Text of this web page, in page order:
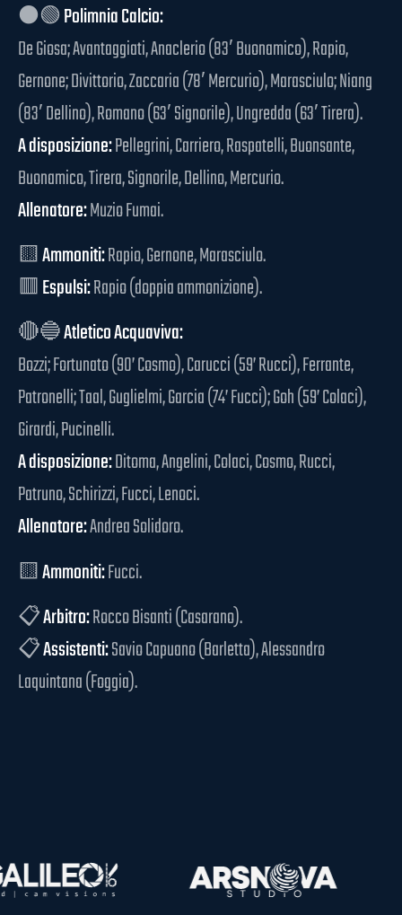
⚫️🟢Polimnia Calcio:
De Giosa; Avantaggiati, Anaclerio (83′ Buonamico), Rapio,
Gernone; Divittorio, Zaccaria (78′ Mercurio), Marasciulo; Niang
(83′ Dellino), Romano (63′ Signorile), Ungredda (63′ Tirera).
A disposizione:Pellegrini, Carriero, Raspatelli, Buonsante,
Buonamico, Tirera, Signorile, Dellino, Mercurio.
Allenatore:Muzio Fumai.
🟨Ammoniti:Rapio, Gernone, Marasciulo.
🟥Espulsi:Rapio (doppia ammonizione).
🔴🔵Atletico Acquaviva:
Bozzi; Fortunato (90’ Cosmo), Carucci (59’ Rucci), Ferrante,
Patronelli; Taal, Guglielmi, Garcia (74’ Fucci); Goh (59’ Colaci),
Girardi, Pucinelli.
A disposizione:Ditoma, Angelini, Colaci, Cosmo, Rucci,
Patruno, Schirizzi, Fucci, Lenoci.
Allenatore:Andrea Solidoro.
🟨Ammoniti:Fucci.
📋Arbitro:Rocco Bisanti (Casarano).
📋Assistenti:Savio Capuano (Barletta), Alessandro
Laquintana (Foggia).